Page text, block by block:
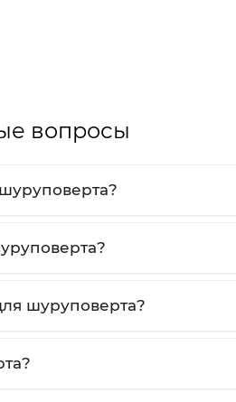
вопросы
шуруповерта?